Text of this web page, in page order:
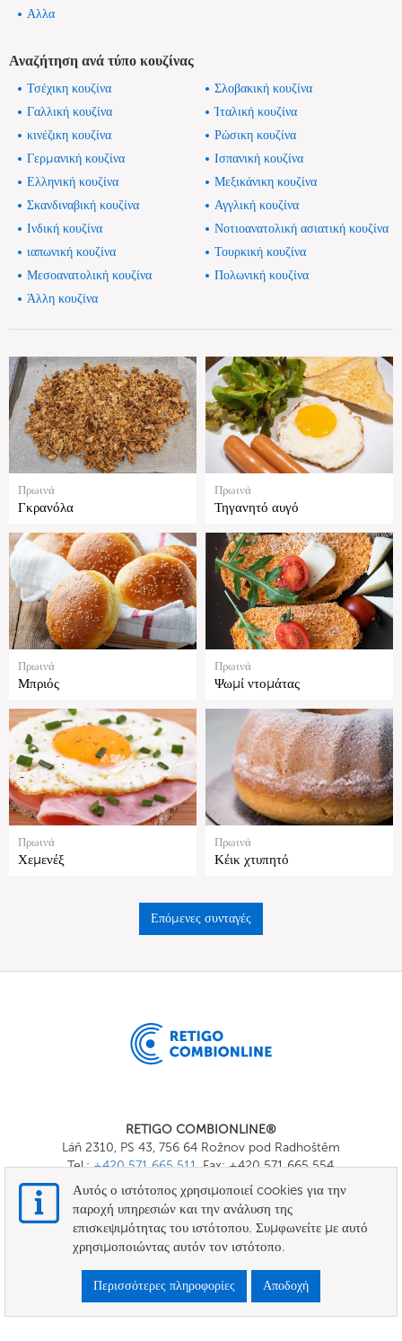
Αλλα
Αναζήτηση ανά τύπο κουζίνας
Τσέχικη κουζίνα
Σλοβακική κουζίνα
Γαλλική κουζίνα
Ίταλική κουζίνα
κινέζικη κουζίνα
Ρώσικη κουζίνα
Γερμανική κουζίνα
Ισπανική κουζίνα
Ελληνική κουζίνα
Μεξικάνικη κουζίνα
Σκανδιναβική κουζίνα
Αγγλική κουζίνα
Ινδική κουζίνα
Νοτιοανατολική ασιατική κουζίνα
ιαπωνική κουζίνα
Τουρκική κουζίνα
Μεσοανατολική κουζίνα
Πολωνική κουζίνα
Άλλη κουζίνα
Πρωινά
Γκρανόλα
Πρωινά
Τηγανητό αυγό
Πρωινά
Μπριός
Πρωινά
Ψωμί ντομάτας
Πρωινά
Χεμενέξ
Πρωινά
Κέικ χτυπητό
Επόμενες συνταγές
RETIGO COMBIONLINE®
Láň 2310, PS 43, 756 64 Rožnov pod Radhoštěm
Tel.:+420 571 665 511, Fax: +420 571 665 554
E-mail:
info@combionline.com
OnlineMenu
ΟΡΟΙ ΚΑΙ ΠΡΟΫΠΟΘΕΣΕΙΣ
Αυτός ο ιστότοπος χρησιμοποιεί cookies για την
παροχή υπηρεσιών και την ανάλυση της
επισκεψιμότητας του ιστότοπου. Συμφωνείτε με αυτό
χρησιμοποιώντας αυτόν τον ιστότοπο.
Περισσότερες πληροφορίες Αποδοχή